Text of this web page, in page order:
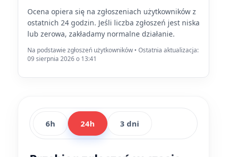
Ocena opiera się na zgłoszeniach użytkowników z
ostatnich 24 godzin. Jeśli liczba zgłoszeń jest niska
lub zerowa, zakładamy normalne działanie.
Na podstawie zgłoszeń użytkowników • Ostatnia aktualizacja:
09 sierpnia 2026 o 13:41
6h 24h 3 dni